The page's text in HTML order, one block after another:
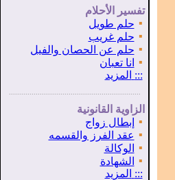
تفسير الأحلام
▪ حلم طويل
▪ حلم غريب
▪ حلم عن الحصان والفيل
▪
انا تعبان
::: المزيد
الزاوية القانونية
▪
إبطال زواج
▪ عقد الفرز والقسمه
▪
الوكالة
▪
الشهادة
::: المزيد